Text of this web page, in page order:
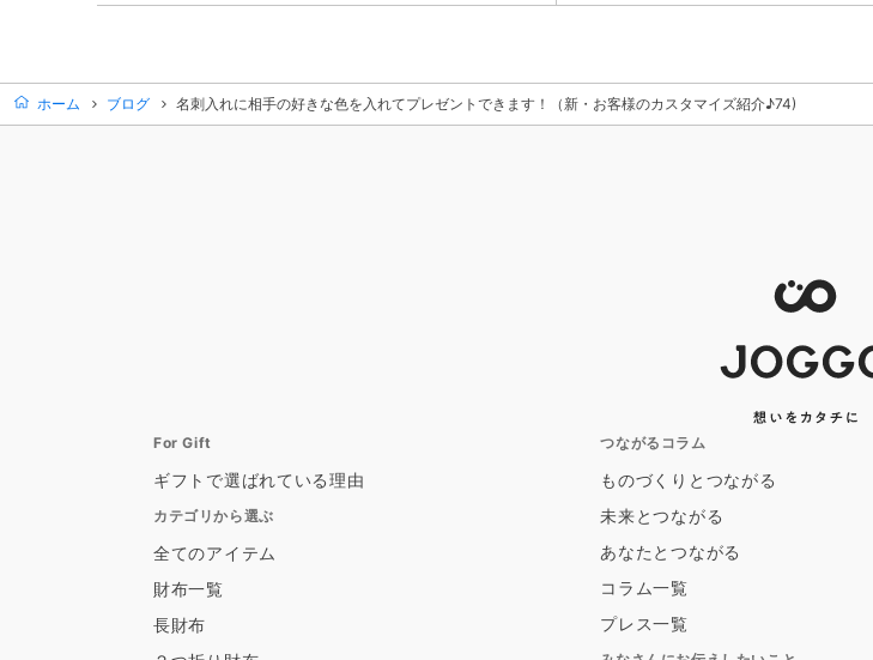
ホーム ブログ 名刺入れに相手の好きな色を入れてプレゼントできます！（新・お客様のカスタマイズ紹介♪74)
For Gift
ギフトで選ばれている理由
カテゴリから選ぶ
全てのアイテム
財布一覧
長財布
つながるコラム
ものづくりとつながる
未来とつながる
あなたとつながる
コラム一覧
プレス一覧